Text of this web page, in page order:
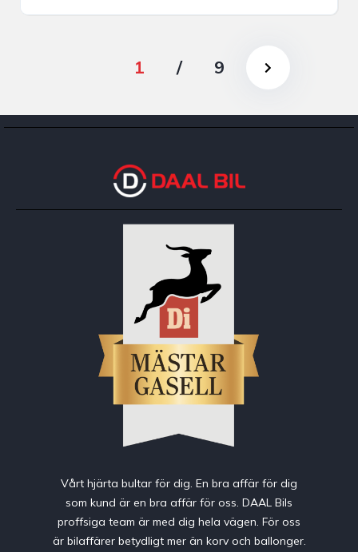
1 / 9
Vårt hjärta bultar för dig. En bra affär för dig
som kund är en bra affär för oss. DAAL Bils
proffsiga team är med dig hela vägen. För oss
är bilaffärer betydligt mer än korv och ballonger.